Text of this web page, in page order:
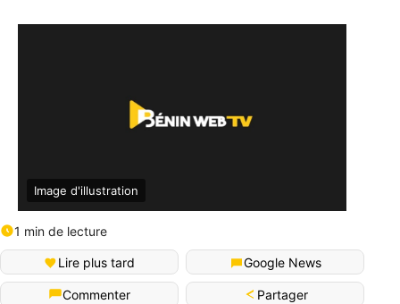
Image d'illustration
1 min de lecture
Lire plus tard Google News
Commenter Partager